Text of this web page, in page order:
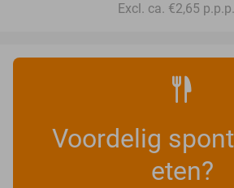
Excl. ca. €2,65
Voordelig
eten?